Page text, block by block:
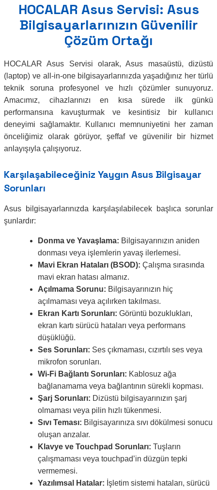
HOCALAR Asus Servisi: Asus
Bilgisayarlarınızın Güvenilir
Çözüm Ortağı
HOCALAR Asus Servisi olarak, Asus masaüstü, dizüstü
(laptop) ve all-in-one bilgisayarlarınızda yaşadığınız her türlü
teknik soruna profesyonel ve hızlı çözümler sunuyoruz.
Amacımız, cihazlarınızı en kısa sürede ilk günkü
performansına kavuşturmak ve kesintisiz bir kullanıcı
deneyimi sağlamaktır. Kullanıcı memnuniyetini her zaman
önceliğimiz olarak görüyor, şeffaf ve güvenilir bir hizmet
anlayışıyla çalışıyoruz.
Karşılaşabileceğiniz Yaygın Asus Bilgisayar
Sorunları
Asus bilgisayarlarınızda karşılaşılabilecek başlıca sorunlar
şunlardır:
Donma ve Yavaşlama: Bilgisayarınızın aniden
donması veya işlemlerin yavaş ilerlemesi.
Mavi Ekran Hataları (BSOD): Çalışma sırasında
mavi ekran hatası almanız.
Açılmama Sorunu: Bilgisayarınızın hiç
açılmaması veya açılırken takılması.
Ekran Kartı Sorunları: Görüntü bozuklukları,
ekran kartı sürücü hataları veya performans
düşüklüğü.
Ses Sorunları: Ses çıkmaması, cızırtılı ses veya
mikrofon sorunları.
Wi-Fi Bağlantı Sorunları: Kablosuz ağa
bağlanamama veya bağlantının sürekli kopması.
Şarj Sorunları: Dizüstü bilgisayarınızın şarj
olmaması veya pilin hızlı tükenmesi.
Sıvı Teması: Bilgisayarınıza sıvı dökülmesi sonucu
oluşan arızalar.
Klavye ve Touchpad Sorunları: Tuşların
çalışmaması veya touchpad’in düzgün tepki
vermemesi.
Yazılımsal Hatalar: İşletim sistemi hataları, sürücü